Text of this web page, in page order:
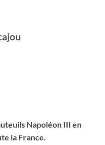
Napoléon III en
la France.